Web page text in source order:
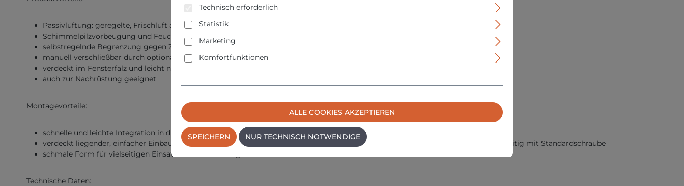
Passivlüftung: geregelte, Frischluft auch bei geschlossenem Fenster
Schimmelpilzvorbeugung und Feuchtschutz nach DIN 1946-6
selbstregelnde Begrenzung gegen Zugluft
manuell verschließbar durch optionalen Drehverschluss
verdeckt im Fensterfalz und leicht nachrüstbar
auch zur Nachrüstung geeignet
Montagevorteile:
schnelle und leichte Integration in die Fertigungsabläufe
verdeckt liegender, einfacher Einbau im oberen Drittel von Holz-, Kunststoff- und Aluminiumfenstern: oben waagerecht und bandseitig mit Standardschraube
schmale Form für vielseitigen Einsatz und kleinste Flügelmaße
Technische Daten:
Technisch erforderlich
Statistik
Marketing
Komfortfunktionen
ALLE COOKIES AKZEPTIEREN
SPEICHERN NUR TECHNISCH NOTWENDIGE